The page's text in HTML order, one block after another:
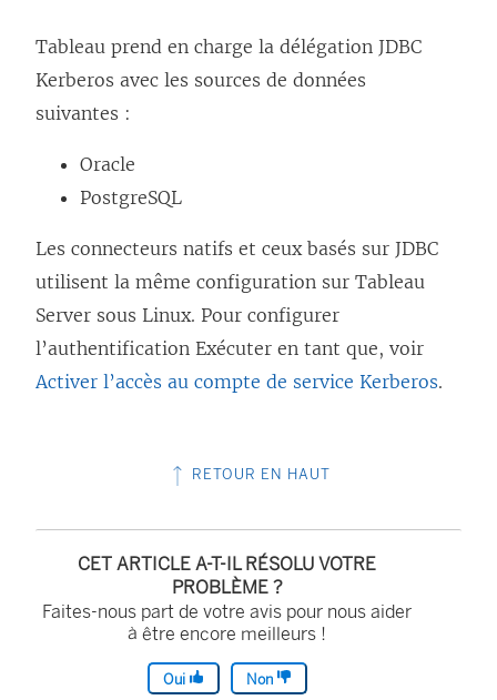
Tableau prend en charge la délégation JDBC
Kerberos avec les sources de données
suivantes :
Oracle
PostgreSQL
Les connecteurs natifs et ceux basés sur JDBC
utilisent la même configuration sur Tableau
Server sous Linux. Pour configurer
l’authentification Exécuter en tant que, voir
Activer l’accès au compte de service Kerberos.
RETOUR EN HAUT
CET ARTICLE A-T-IL RÉSOLU VOTRE
PROBLÈME ?
Faites-nous part de votre avis pour nous aider
à être encore meilleurs !
Oui Non